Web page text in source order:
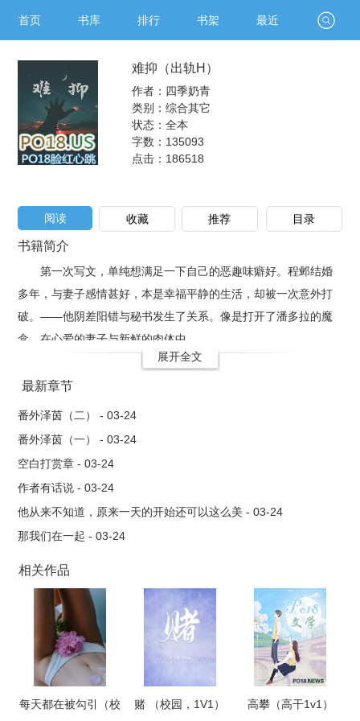
首页 书库 排行 书架 最近
难抑（出轨H）
作者：四季奶青
类别：综合其它
状态：全本
字数：135093
点击： 186518
阅读 收藏 推荐 目录
书籍简介
第一次写文，单纯想满足一下自己的恶趣味癖好。程邺结婚
多年，与妻子感情甚好，本是幸福平静的生活，却被一次意外打
破。——他阴差阳错与秘书发生了关系。像是打开了潘多拉的魔
盒，在心爱的妻子与新鲜的肉体中，..
展开全文
最新章节
番外泽茵（二） - 03-24
番外泽茵（一） - 03-24
空白打赏章 - 03-24
作者有话说 - 03-24
他从来不知道，原来一天的开始还可以这么美 - 03-24
那我们在一起 - 03-24
相关作品
每天都在被勾引（校
赌 （校园，1V1） 高攀（高干1v1）